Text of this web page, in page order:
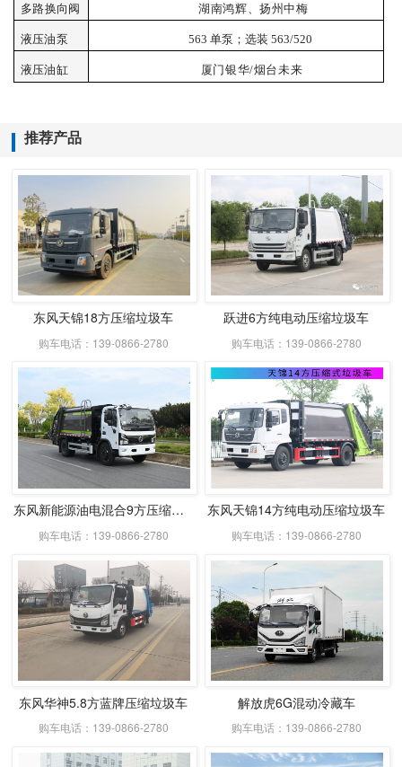
多路换向阀 湖南鸿辉、扬州中梅
液压油泵 563 单泵；选装 563/520
液压油缸 厦门银华/烟台未来
推荐产品
东风天锦18方压缩垃圾车
购车电话：139-0866-2780
跃进6方纯电动压缩垃圾车
购车电话：139-0866-2780
东风新能源油电混合9方压缩式垃圾车
购车电话：139-0866-2780
东风天锦14方纯电动压缩垃圾车
购车电话：139-0866-2780
东风华神5.8方蓝牌压缩垃圾车
购车电话：139-0866-2780
解放虎6G混动冷藏车
购车电话：139-0866-2780